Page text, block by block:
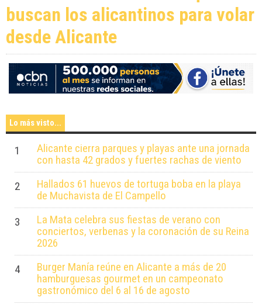
buscan los alicantinos para volar
desde Alicante
Lo más visto...
1
Alicante cierra parques y playas ante una jornada
con hasta 42 grados y fuertes rachas de viento
2
Hallados 61 huevos de tortuga boba en la playa
de Muchavista de El Campello
3
La Mata celebra sus fiestas de verano con
conciertos, verbenas y la coronación de su Reina
2026
4
Burger Manía reúne en Alicante a más de 20
hamburguesas gourmet en un campeonato
gastronómico del 6 al 16 de agosto